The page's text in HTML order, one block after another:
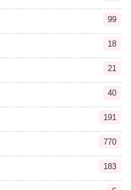
99
18
21
40
191
770
183